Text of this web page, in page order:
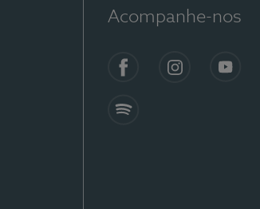
Acompanhe-nos